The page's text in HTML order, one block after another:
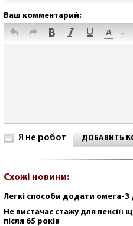
Ваш комментарий:
Я не робот ДОБАВИТЬ
Схожі новини:
Легкі способи додати омега-3
Не вистачає стажу для пенсії:
після 65 років